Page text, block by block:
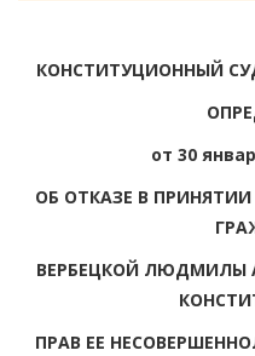
КОНСТИТУЦИОННЫЙ
от 30
ОБ ОТКАЗЕ В
ВЕРБЕЦКОЙ ЛЮДМИЛЫ
ПРАВ ЕЕ